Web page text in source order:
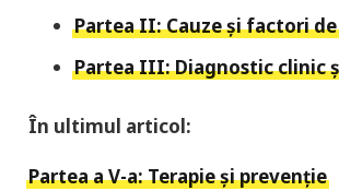
Partea II: Cauze și factori
Partea III: Diagnostic clinic
În ultimul articol:
Partea a V-a: Terapie şi prevenţie